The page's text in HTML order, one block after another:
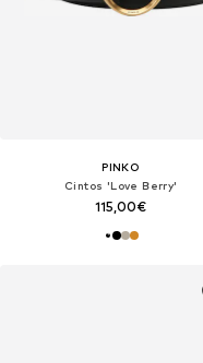
PINKO
Cintos 'Love Berry'
115,00€